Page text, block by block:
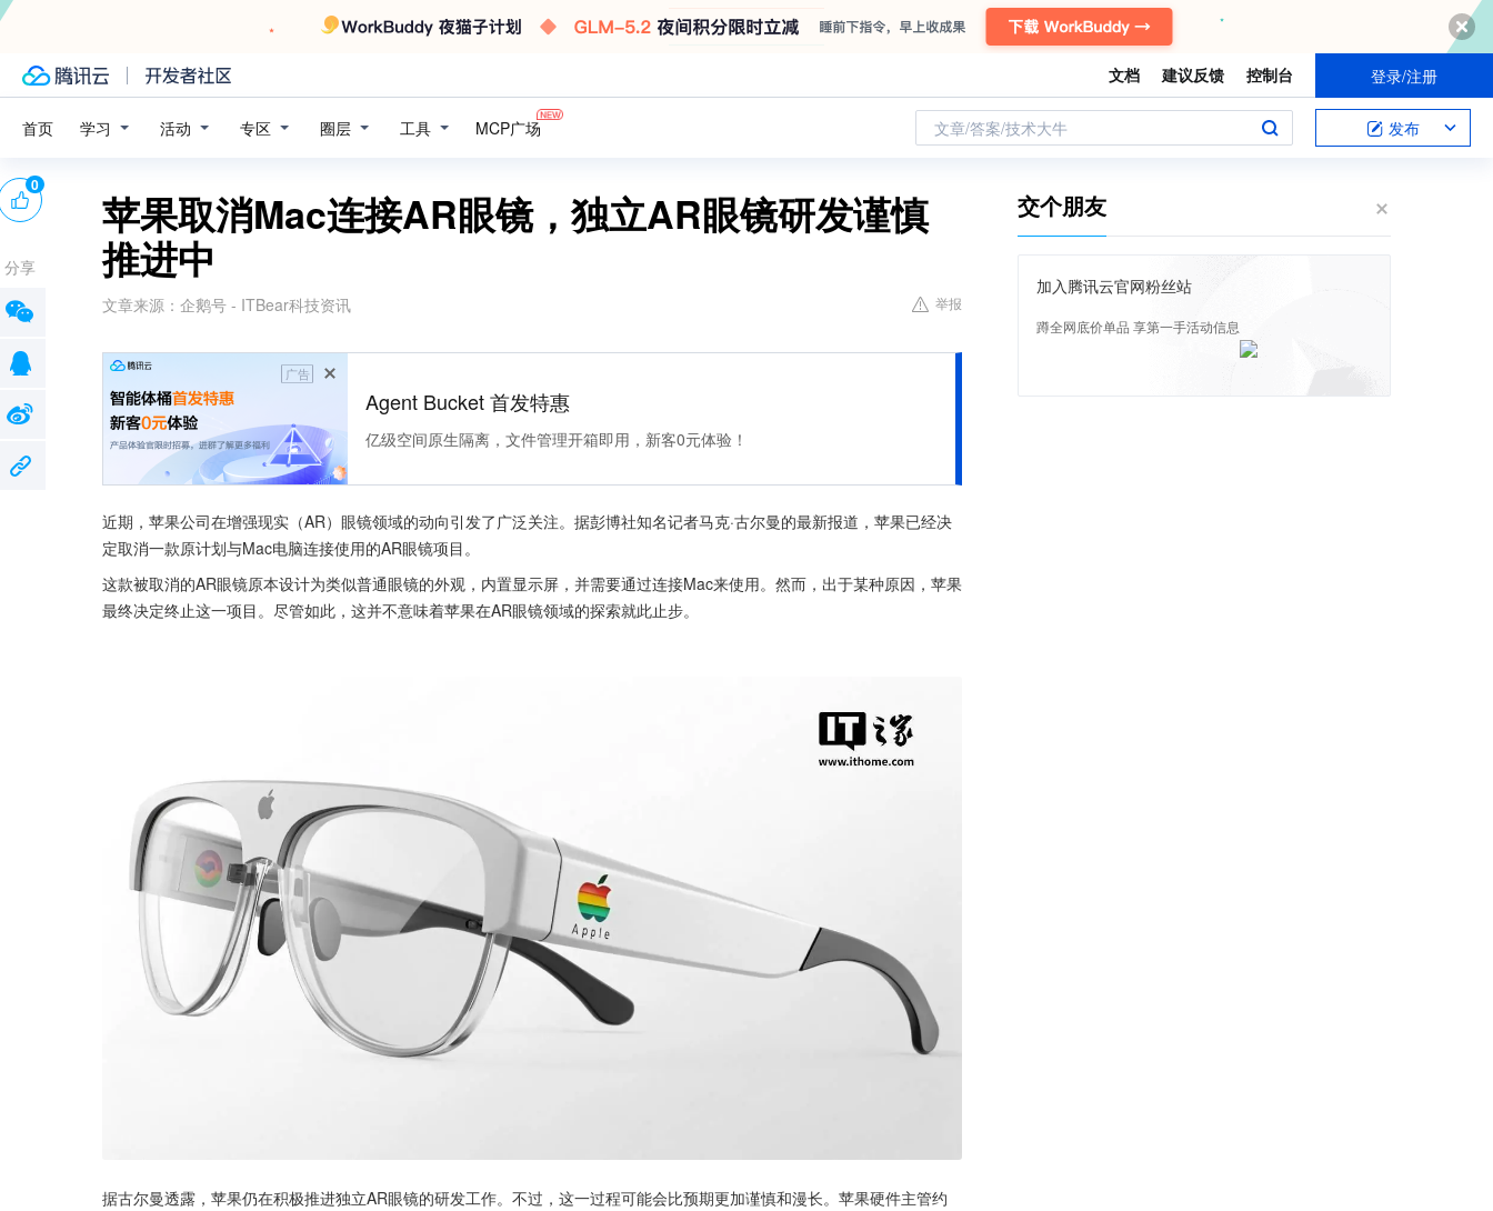
文档 建议反馈 控制台 登录/注册
首页 学习 活动 专区 圈层 工具 MCP广场 文章/答案/技术大牛 发布
苹果取消Mac连接AR眼镜，独立AR眼镜研发谨慎
推进中
文章来源： 企鹅号 - ITBear科技资讯 举报
广告
Agent Bucket 首发特惠
亿级空间原生隔离，文件管理开箱即用，新客0元体验！
近期，苹果公司在增强现实（AR）眼镜领域的动向引发了广泛关注。据彭博社知名记者马克·古尔曼的最新报道，苹果已经决
定取消一款原计划与Mac电脑连接使用的AR眼镜项目。
这款被取消的AR眼镜原本设计为类似普通眼镜的外观，内置显示屏，并需要通过连接Mac来使用。然而，出于某种原因，苹果
最终决定终止这一项目。尽管如此，这并不意味着苹果在AR眼镜领域的探索就此止步。
据古尔曼透露，苹果仍在积极推进独立AR眼镜的研发工作。不过，这一过程可能会比预期更加谨慎和漫长。苹果硬件主管约
0
分享
交个朋友
加入腾讯云官网粉丝站
蹲全网底价单品 享第一手活动信息